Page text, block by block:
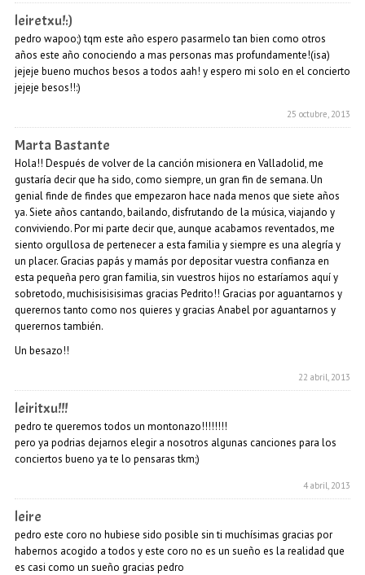
leiretxu!:)
pedro wapoo;) tqm este año espero pasarmelo tan bien como otros
años este año conociendo a mas personas mas profundamente!(isa)
jejeje bueno muchos besos a todos aah! y espero mi solo en el concierto
jejeje besos!!:)
25 octubre, 2013
Marta Bastante
Hola!! Después de volver de la canción misionera en Valladolid, me
gustaría decir que ha sido, como siempre, un gran fin de semana. Un
genial finde de findes que empezaron hace nada menos que siete años
ya. Siete años cantando, bailando, disfrutando de la música, viajando y
conviviendo. Por mi parte decir que, aunque acabamos reventados, me
siento orgullosa de pertenecer a esta familia y siempre es una alegría y
un placer. Gracias papás y mamás por depositar vuestra confianza en
esta pequeña pero gran familia, sin vuestros hijos no estaríamos aquí y
sobretodo, muchisisisisimas gracias Pedrito!! Gracias por aguantarnos y
querernos tanto como nos quieres y gracias Anabel por aguantarnos y
querernos también.
Un besazo!!
22 abril, 2013
leiritxu!!!
pedro te queremos todos un montonazo!!!!!!!!
pero ya podrias dejarnos elegir a nosotros algunas canciones para los
conciertos bueno ya te lo pensaras tkm;)
4 abril, 2013
leire
pedro este coro no hubiese sido posible sin ti muchísimas gracias por
habernos acogido a todos y este coro no es un sueño es la realidad que
es casi como un sueño gracias pedro